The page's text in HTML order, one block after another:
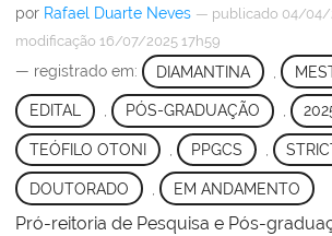
por Rafael Duarte Neves — publicado 04/04/
modificação 16/07/2025 17h59
— registrado em: DIAMANTINA
EDITAL , PÓS-GRADUAÇÃO ,
TEÓFILO OTONI PPGCS
DOUTORADO EM ANDAMENTO
Pró-reitoria de Pesquisa e Pós-